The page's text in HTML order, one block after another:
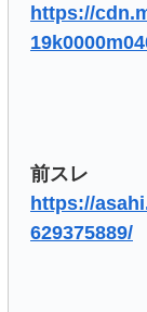
https://
前スレ
https://
629375889/